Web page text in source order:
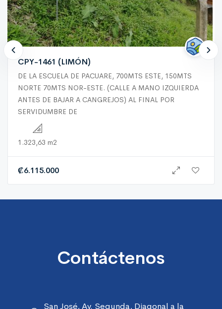
CPY-1461 (LIMÓN)
DE LA ESCUELA DE PACUARE, 700MTS ESTE, 150MTS
NORTE 70MTS NOR-ESTE. (CALLE A MANO IZQUIERDA
ANTES DE BAJAR A CANGREJOS) AL FINAL POR
SERVIDUMBRE DE
1.323,63 m2
₡6.115.000
Contáctenos
San José, Av. Segunda, Diagonal a la